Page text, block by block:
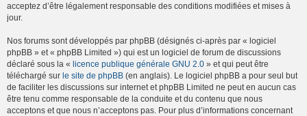
acceptez d’être légalement responsable des conditions modifiées et mises à
jour.
Nos forums sont développés par phpBB (désignés ci-après par « logiciel
phpBB » et « phpBB Limited ») qui est un logiciel de forum de discussions
déclaré sous la « licence publique générale GNU 2.0 » et qui peut être
téléchargé sur le site de phpBB (en anglais). Le logiciel phpBB a pour seul but
de faciliter les discussions sur internet et phpBB Limited ne peut en aucun cas
être tenu comme responsable de la conduite et du contenu que nous
acceptons et que nous n’acceptons pas. Pour plus d’informations concernant